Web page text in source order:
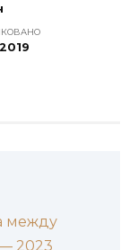
между
2023